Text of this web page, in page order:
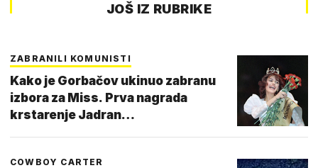
JOŠ IZ RUBRIKE
ZABRANILI KOMUNISTI
Kako je Gorbačov ukinuo zabranu
izbora za Miss. Prva nagrada
krstarenje Jadran…
COWBOY CARTER